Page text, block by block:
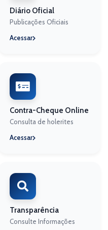
Diário Oficial
Publicações Oficiais
Acessar
Contra-Cheque Online
Consulta de holerites
Acessar
Transparência
Consulte Informações